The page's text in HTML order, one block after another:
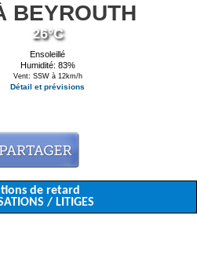
BEYROUTH
26°C
Ensoleillé
Humidité: 83%
Vent: SSW à 12km/h
Détail et prévisions
de retard
/ LITIGES